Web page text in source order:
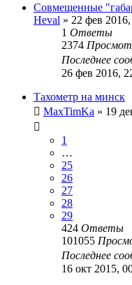
Совмещенные
Heval » 22 фев
1 Ответы
2374
Последнее
26 фев 2016,
Тахометр на минск
MaxTimKa » 19
1
…
25
26
27
28
29
424 Ответы
101055
Последнее
16 окт 2015,